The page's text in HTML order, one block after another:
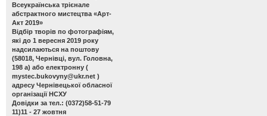
Всеукраїнська трієнале
абстрактного мистецтва «Арт-
Акт 2019»
Відбір творів по фотографіям,
які до 1 вересня 2019 року
надсилаються на поштову
(58018, Чернівці, вул. Головна,
198 а) або електронну (
mystec.bukovyny@ukr.net )
адресу Чернівецької обласної
організації НСХУ
Довідки за тел.: (0372)58-51-79
11)11 - 27 жовтня